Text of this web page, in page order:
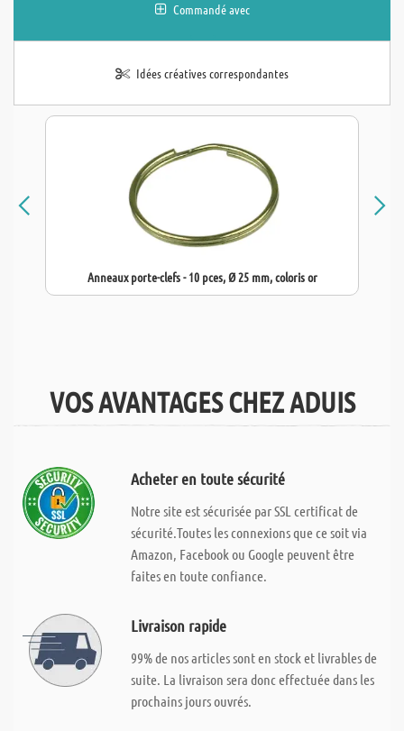
Commandé avec
Idées créatives correspondantes
Anneaux porte-clefs - 10 pces, Ø 25 mm, coloris or
VOS AVANTAGES CHEZ ADUIS
Acheter en toute sécurité
Notre site est sécurisée par SSL certificat de
sécurité.Toutes les connexions que ce soit via
Amazon, Facebook ou Google peuvent être
faites en toute confiance.
Livraison rapide
99% de nos articles sont en stock et livrables de
suite. La livraison sera donc effectuée dans les
prochains jours ouvrés.